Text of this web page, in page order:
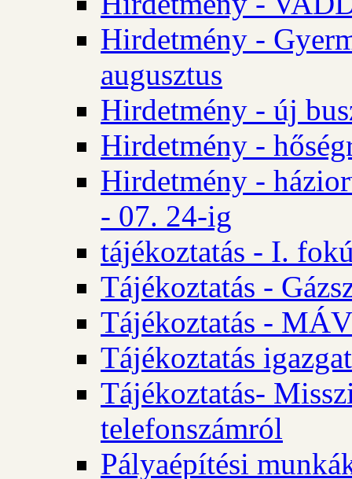
Hirdetmény -
augusztus
Hirdetmény - új
Hirdetmény -
Hirdetmény -
- 07. 24-ig
tájékoztatás - I.
Tájékoztatás -
Tájékoztatás -
Tájékoztatás
Tájékoztatás-
telefonszámról
Pályaépítési